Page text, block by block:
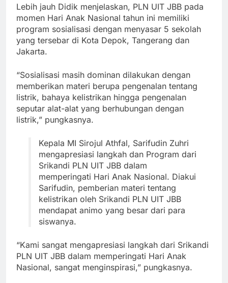
Lebih jauh Didik menjelaskan, PLN UIT JBB pada
momen Hari Anak Nasional tahun ini memiliki
program sosialisasi dengan menyasar 5 sekolah
yang tersebar di Kota Depok, Tangerang dan
Jakarta.
“Sosialisasi masih dominan dilakukan dengan
memberikan materi berupa pengenalan tentang
listrik, bahaya kelistrikan hingga pengenalan
seputar alat-alat yang berhubungan dengan
listrik,” pungkasnya.
Kepala MI Sirojul Athfal, Sarifudin Zuhri
mengapresiasi langkah dan Program dari
Srikandi PLN UIT JBB dalam
memperingati Hari Anak Nasional. Diakui
Sarifudin, pemberian materi tentang
kelistrikan oleh Srikandi PLN UIT JBB
mendapat animo yang besar dari para
siswanya.
“Kami sangat mengapresiasi langkah dari Srikandi
PLN UIT JBB dalam memperingati Hari Anak
Nasional, sangat menginspirasi,” pungkasnya.